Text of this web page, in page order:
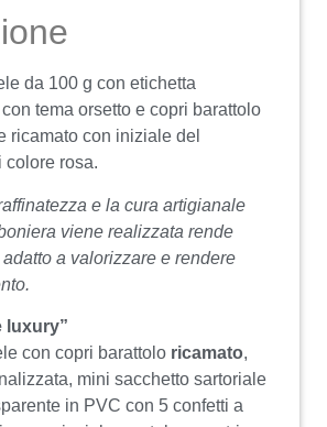
da 100 g con etichetta
tema orsetto e copri barattolo
ricamato con iniziale del
colore rosa.
e la cura artigianale
viene realizzata rende
a valorizzare e rendere
luxury”
con copri barattolo ricamato,
mini sacchetto sartoriale
in PVC con 5 confetti a